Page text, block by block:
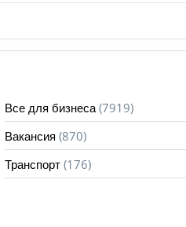
Все для бизнеса (7919)
Вакансия (870)
Транспорт (176)